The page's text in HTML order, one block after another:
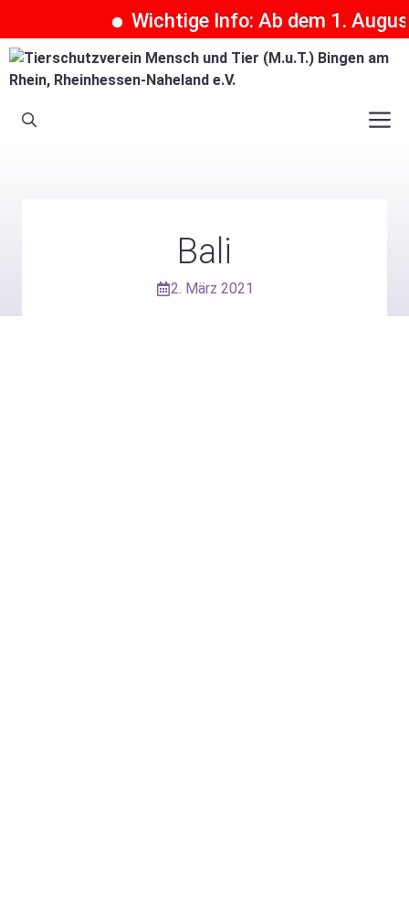
Wichtige Info: Ab dem 1.
Zum
Inhalt
springen
Bali
2. März 2021